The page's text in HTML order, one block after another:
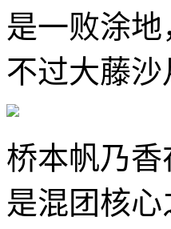
是一败涂
不过大藤沙
桥本帆乃
是混团核